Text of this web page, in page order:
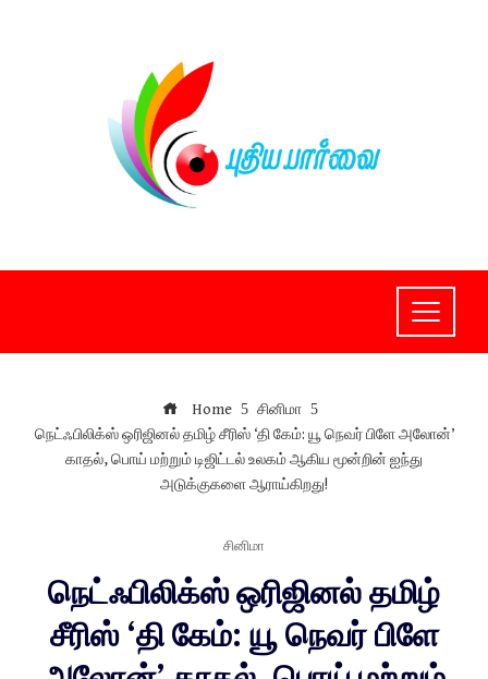
Home
சினிமா
நெட்ஃபிலிக்ஸ் ஒரிஜினல் தமிழ் சீரிஸ் ‘தி கேம்: யூ நெவர் பிளே அலோன்’
காதல், பொய் மற்றும் டிஜிட்டல் உலகம் ஆகிய மூன்றின் ஐந்து
அடுக்குகளை ஆராய்கிறது!
சினிமா
நெட்ஃபிலிக்ஸ் ஒரிஜினல் தமிழ்
சீரிஸ் ‘தி கேம்: யூ நெவர் பிளே